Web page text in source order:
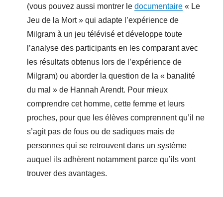
(vous pouvez aussi montrer ledocumentaire « Le
Jeu de la Mort » qui adapte l’expérience de
Milgram à un jeu télévisé et développe toute
l’analyse des participants en les comparant avec
les résultats obtenus lors de l’expérience de
Milgram) ou aborder la question de la « banalité
du mal » de Hannah Arendt. Pour mieux
comprendre cet homme, cette femme et leurs
proches, pour que les élèves comprennent qu’il ne
s’agit pas de fous ou de sadiques mais de
personnes qui se retrouvent dans un système
auquel ils adhèrent notamment parce qu’ils vont
trouver des avantages.